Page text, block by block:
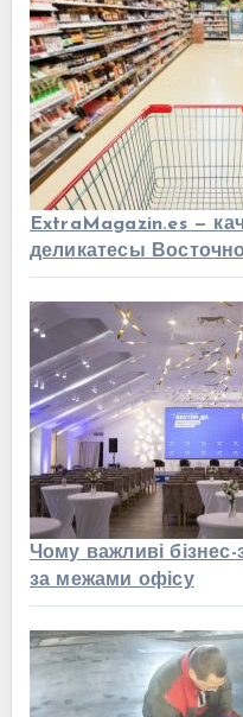
ExtraMagazin.es —
деликатесы
Чому важливі бізнес-
за межами офісу